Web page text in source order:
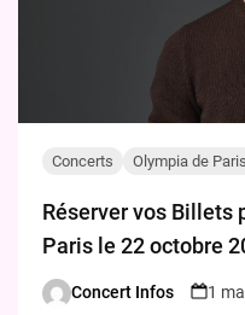
Concerts Olympia de Paris
Réserver vos Billets
Paris le 22 octobre
Posted
Concert Infos 1